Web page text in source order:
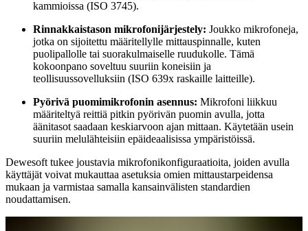
kammioissa (ISO 3745).
Rinnakkaistason mikrofonijärjestely: Joukko mikrofoneja,
jotka on sijoitettu määritellylle mittauspinnalle, kuten
puolipallolle tai suorakulmaiselle ruudukolle. Tämä
kokoonpano soveltuu suuriin koneisiin ja
teollisuussovelluksiin (ISO 639x raskaille laitteille).
Pyörivä puomimikrofonin asennus: Mikrofoni liikkuu
määriteltyä reittiä pitkin pyörivän puomin avulla, jotta
äänitasot saadaan keskiarvoon ajan mittaan. Käytetään usein
suuriin melulähteisiin epäideaalisissa ympäristöissä.
Dewesoft tukee joustavia mikrofonikonfiguraatioita, joiden avulla
käyttäjät voivat mukauttaa asetuksia omien mittaustarpeidensa
mukaan ja varmistaa samalla kansainvälisten standardien
noudattamisen.